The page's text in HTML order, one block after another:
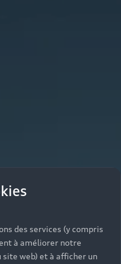
des services (y compris
à améliorer notre
web) et à afficher un